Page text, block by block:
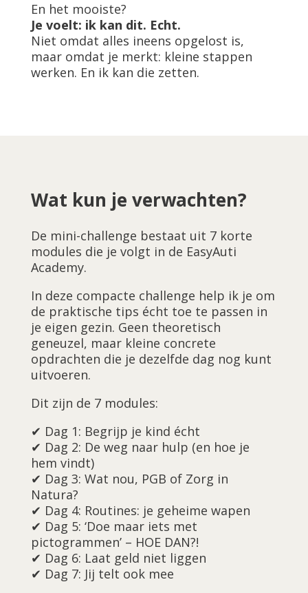
En het mooiste?
Je voelt: ik kan dit. Echt.
Niet omdat alles ineens opgelost is,
maar omdat je merkt: kleine stappen
werken. En ik kan die zetten.
Wat kun je verwachten?
De mini-challenge bestaat uit 7 korte
modules die je volgt in de EasyAuti
Academy.
In deze compacte challenge help ik je om
de praktische tips écht toe te passen in
je eigen gezin. Geen theoretisch
geneuzel, maar kleine concrete
opdrachten die je dezelfde dag nog kunt
uitvoeren.
Dit zijn de 7 modules:
✔ Dag 1: Begrijp je kind écht
✔ Dag 2: De weg naar hulp (en hoe je
hem vindt)
✔ Dag 3: Wat nou, PGB of Zorg in
Natura?
✔ Dag 4: Routines: je geheime wapen
✔ Dag 5: ‘Doe maar iets met
pictogrammen’ – HOE DAN?!
✔ Dag 6: Laat geld niet liggen
✔ Dag 7: Jij telt ook mee